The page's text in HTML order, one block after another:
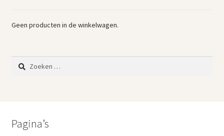
Geen producten in de winkelwagen.
Zoeken
naar:
Pagina’s